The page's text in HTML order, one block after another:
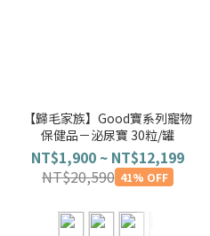
【歸毛家族】Good寶系列寵物
保健品－泌尿寶 30粒/罐
NT$1,900 ~ NT$12,199
NT$20,590 41% OFF